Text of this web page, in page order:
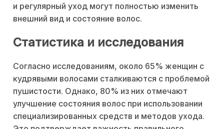
и регулярный уход могут полностью изменить
внешний вид и состояние волос.
Статистика и исследования
Согласно исследованиям, около 65% женщин с
кудрявыми волосами сталкиваются с проблемой
пушистости. Однако, 80% из них отмечают
улучшение состояния волос при использовании
специализированных средств и методов ухода.